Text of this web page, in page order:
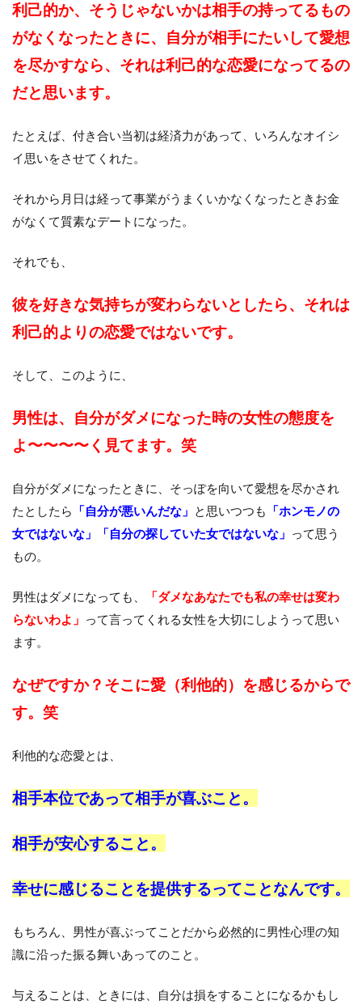
利己的か、そうじゃないかは相手の持ってるもの
がなくなったときに、 自分が相手にたいして愛想
を尽かすなら、それは利己的な恋愛になってるの
だと思います。
たとえば、付き合い当初は経済力があって、いろんなオイシ
イ思いをさせてくれた。
それから月日は経って事業がうまくいかなくなったときお金
がなくて質素なデートになった。
それでも、
彼を好きな気持ちが変わらないとしたら、 それは
利己的よりの恋愛ではないです。
そして、このように、
男性は、自分がダメになった時の女性の態度を
よ〜〜〜〜く見てます。笑
自分がダメになったときに、そっぽを向いて愛想を尽かされ
たとしたら
「自分が悪いんだな」 と思いつつも
「ホンモノの
女ではないな」
「自分の探していた女ではないな」 って思う
もの。
男性はダメになっても、
「ダメなあなたでも私の幸せは変わ
らないわよ」 って言ってくれる女性を大切にしようって思い
ます。
なぜですか？そこに愛（利他的）を感じるからで
す。笑
利他的な恋愛とは、
相手本位であって相手が喜ぶこと。
相手が安心すること。
幸せに感じることを提供するってことなんです。
もちろん、男性が喜ぶってことだから必然的に男性心理の知
識に沿った振る舞いあってのこと。
与えることは、ときには、自分は損をすることになるかもし